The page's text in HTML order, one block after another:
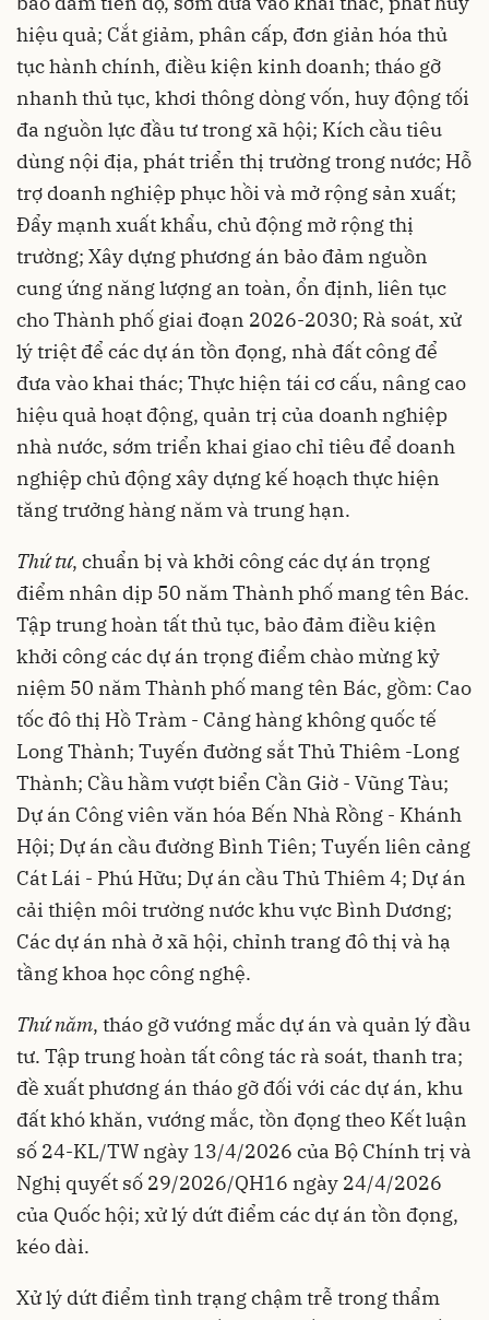
hiệu quả; Cắt giảm, phân cấp, đơn giản hóa thủ
tục hành chính, điều kiện kinh doanh; tháo gỡ
nhanh thủ tục, khơi thông dòng vốn, huy động tối
đa nguồn lực đầu tư trong xã hội; Kích cầu tiêu
dùng nội địa, phát triển thị trường trong nước; Hỗ
trợ doanh nghiệp phục hồi và mở rộng sản xuất;
Đẩy mạnh xuất khẩu, chủ động mở rộng thị
trường; Xây dựng phương án bảo đảm nguồn
cung ứng năng lượng an toàn, ổn định, liên tục
cho Thành phố giai đoạn 2026-2030; Rà soát, xử
lý triệt để các dự án tồn đọng, nhà đất công để
đưa vào khai thác; Thực hiện tái cơ cấu, nâng cao
hiệu quả hoạt động, quản trị của doanh nghiệp
nhà nước, sớm triển khai giao chỉ tiêu để doanh
nghiệp chủ động xây dựng kế hoạch thực hiện
tăng trưởng hàng năm và trung hạn.
Thứ tư, chuẩn bị và khởi công các dự án trọng
điểm nhân dịp 50 năm Thành phố mang tên Bác.
Tập trung hoàn tất thủ tục, bảo đảm điều kiện
khởi công các dự án trọng điểm chào mừng kỷ
niệm 50 năm Thành phố mang tên Bác, gồm: Cao
tốc đô thị Hồ Tràm - Cảng hàng không quốc tế
Long Thành; Tuyến đường sắt Thủ Thiêm -Long
Thành; Cầu hầm vượt biển Cần Giờ - Vũng Tàu;
Dự án Công viên văn hóa Bến Nhà Rồng - Khánh
Hội; Dự án cầu đường Bình Tiên; Tuyến liên cảng
Cát Lái - Phú Hữu; Dự án cầu Thủ Thiêm 4; Dự án
cải thiện môi trường nước khu vực Bình Dương;
Các dự án nhà ở xã hội, chỉnh trang đô thị và hạ
tầng khoa học công nghệ.
Thứ năm, tháo gỡ vướng mắc dự án và quản lý đầu
tư. Tập trung hoàn tất công tác rà soát, thanh tra;
đề xuất phương án tháo gỡ đối với các dự án, khu
đất khó khăn, vướng mắc, tồn đọng theo Kết luận
số 24-KL/TW ngày 13/4/2026 của Bộ Chính trị và
Nghị quyết số 29/2026/QH16 ngày 24/4/2026
của Quốc hội; xử lý dứt điểm các dự án tồn đọng,
kéo dài.
Xử lý dứt điểm tình trạng chậm trễ trong thẩm